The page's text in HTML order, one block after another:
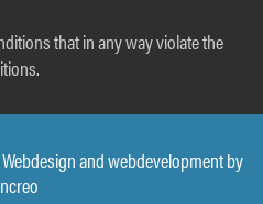
that in any way violate the
Webdesign and webdevelopment by